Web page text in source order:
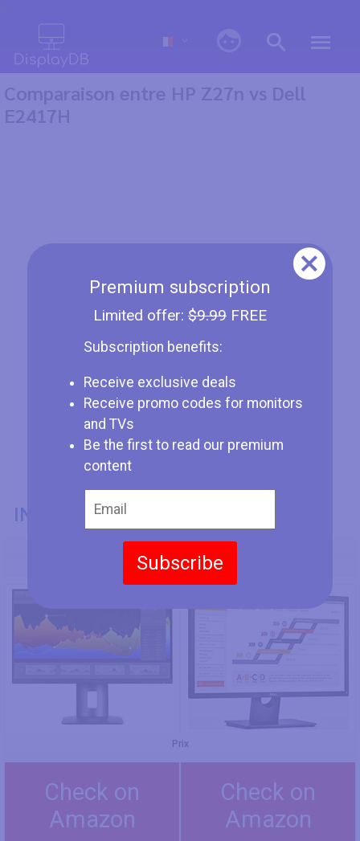
Premium subscription
Limited offer: $9.99FREE
Subscription benefits:
Receive exclusive deals
Receive promo codes for monitors
and TVs
Be the first to read our premium
content
Subscribe
Comparaison entre HP Z27n vs Dell
E2417H
INFORMATIONS GÉNÉRALES
Prix
Check on
Amazon
Check on
Amazon